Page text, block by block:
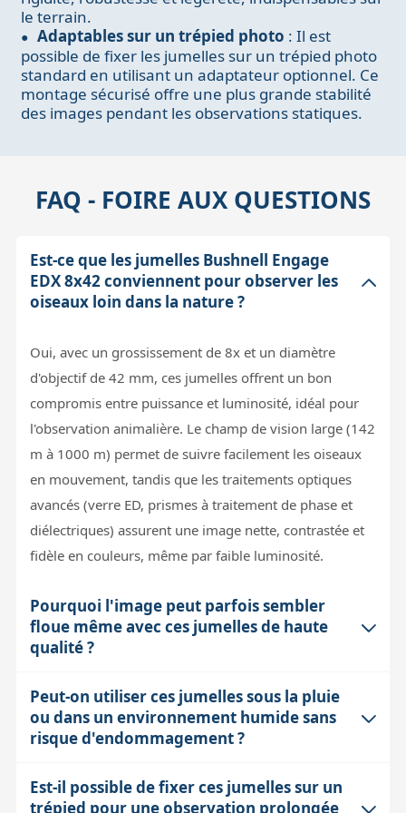
le terrain.
Adaptables sur un trépied photo : Il est
possible de fixer les jumelles sur un trépied photo
standard en utilisant un adaptateur optionnel. Ce
montage sécurisé offre une plus grande stabilité
des images pendant les observations statiques.
FAQ - FOIRE AUX QUESTIONS
Est-ce que les jumelles Bushnell Engage
EDX 8x42 conviennent pour observer les
oiseaux loin dans la nature ?
Oui, avec un grossissement de 8x et un diamètre
d'objectif de 42 mm, ces jumelles offrent un bon
compromis entre puissance et luminosité, idéal pour
l'observation animalière. Le champ de vision large (142
m à 1000 m) permet de suivre facilement les oiseaux
en mouvement, tandis que les traitements optiques
avancés (verre ED, prismes à traitement de phase et
diélectriques) assurent une image nette, contrastée et
fidèle en couleurs, même par faible luminosité.
Pourquoi l'image peut parfois sembler
floue même avec ces jumelles de haute
qualité ?
L'image peut être affectée par la turbulence
atmosphérique, notamment en cas de chaleur ou de
vent, ce qui crée un flou temporaire. De plus, à 8x, la
tremblement peut rendre l'image moins nette. Enfin, la
Peut-on utiliser ces jumelles sous la pluie
ou dans un environnement humide sans
risque d'endommagement ?
Oui, les Bushnell Engage EDX 8x42 sont étanches avec
Est-il possible de fixer ces jumelles sur un
trépied pour une observation prolongée